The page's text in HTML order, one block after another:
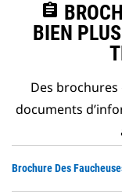
assignment
BIEN
Des brochures
documents
Brochure Des